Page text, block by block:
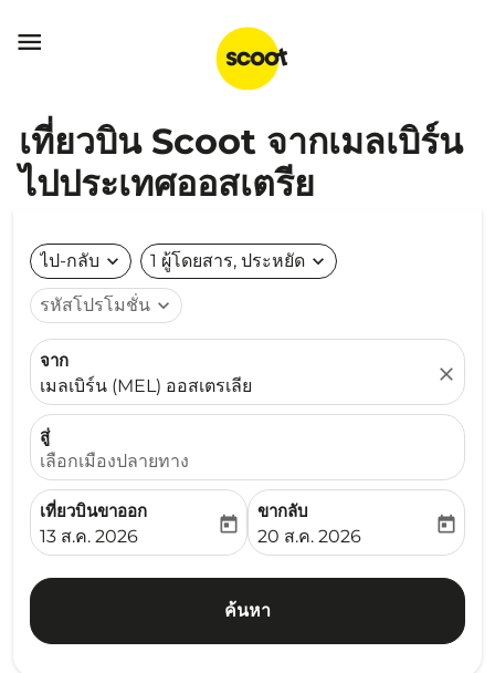

เที่ยวบิน Scoot จากเมลเบิร์น
ไปประเทศออสเตรีย
ไป-กลับ expand_more 1 ผู้โดยสาร, ประหยัด expand_more
รหัสโปรโมชั่น expand_more
จาก
เมลเบิร์น (MEL) ออสเตรเลีย
close
สู่
เลือกเมืองปลายทาง
เที่ยวบินขาออก
fc-booking-departure-date-aria-label
13 ส.ค. 2026
today
ขากลับ
fc-booking-return-date-
20 ส.ค. 2026
today
ค้นหา